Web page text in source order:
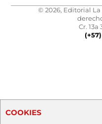
© 2026, Editorial La
Cr. 13a
COOKIES